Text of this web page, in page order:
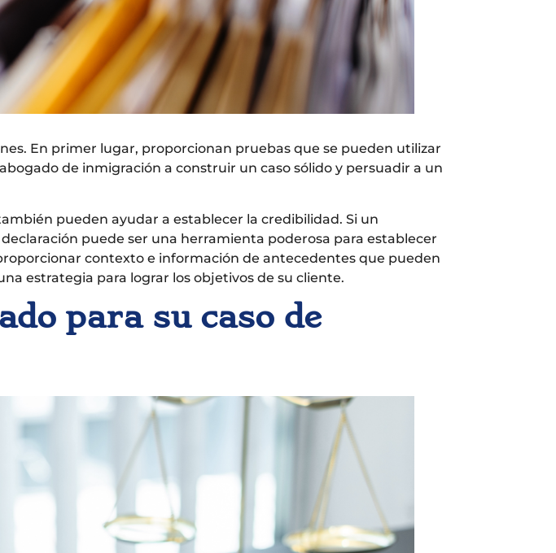
En primer lugar, proporcionan pruebas que se pueden utilizar
de inmigración a construir un caso sólido y persuadir a un
pueden ayudar a establecer la credibilidad. Si un
puede ser una herramienta poderosa para establecer
contexto e información de antecedentes que pueden
estrategia para lograr los objetivos de su cliente.
para su caso de